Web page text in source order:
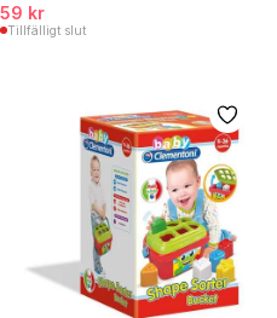
59 kr
Tillfälligt slut